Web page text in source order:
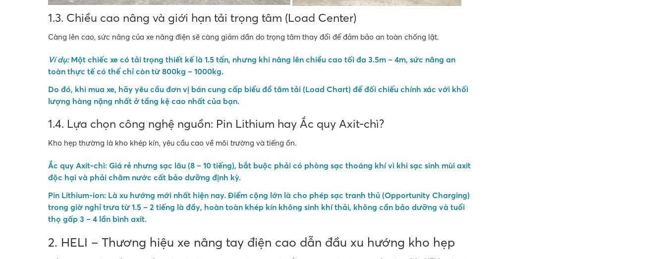
1.3. Chiều cao nâng và giới hạn tải trọng tâm (Load Center)
Càng lên cao, sức nâng của xe nâng điện sẽ càng giảm dần do trọng tâm thay đổi để đảm bảo an toàn chống lật.
Ví dụ:Một chiếc xe có tải trọng thiết kế là 1.5 tấn, nhưng khi nâng lên chiều cao tối đa 3.5m – 4m, sức nâng an
toàn thực tế có thể chỉ còn từ 800kg – 1000kg.
Do đó, khi mua xe, hãy yêu cầu đơn vị bán cung cấp biểu đồ tâm tải (Load Chart) để đối chiếu chính xác với khối
lượng hàng nặng nhất ở tầng kệ cao nhất của bạn.
1.4. Lựa chọn công nghệ nguồn: Pin Lithium hay Ắc quy Axit-chì?
Kho hẹp thường là kho khép kín, yêu cầu cao về môi trường và tiếng ồn.
Ắc quy Axit-chì: Giá rẻ nhưng sạc lâu (8 – 10 tiếng), bắt buộc phải có phòng sạc thoáng khí vì khi sạc sinh mùi axit
độc hại và phải châm nước cất bảo dưỡng định kỳ.
Pin Lithium-ion: Là xu hướng mới nhất hiện nay. Điểm cộng lớn là cho phép sạc tranh thủ (Opportunity Charging)
trong giờ nghỉ trưa từ 1.5 – 2 tiếng là đầy, hoàn toàn khép kín không sinh khí thải, không cần bảo dưỡng và tuổi
thọ gấp 3 – 4 lần bình axit.
2. HELI – Thương hiệu xe nâng tay điện cao dẫn đầu xu hướng kho hẹp